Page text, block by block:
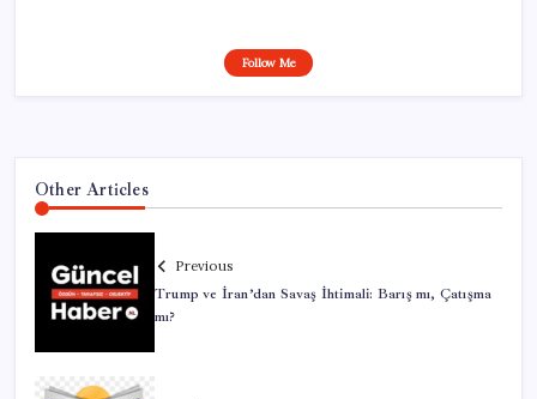
Follow Me
Other Articles
Previous
Trump ve İran’dan Savaş İhtimali: Barış mı, Çatışma
mı?